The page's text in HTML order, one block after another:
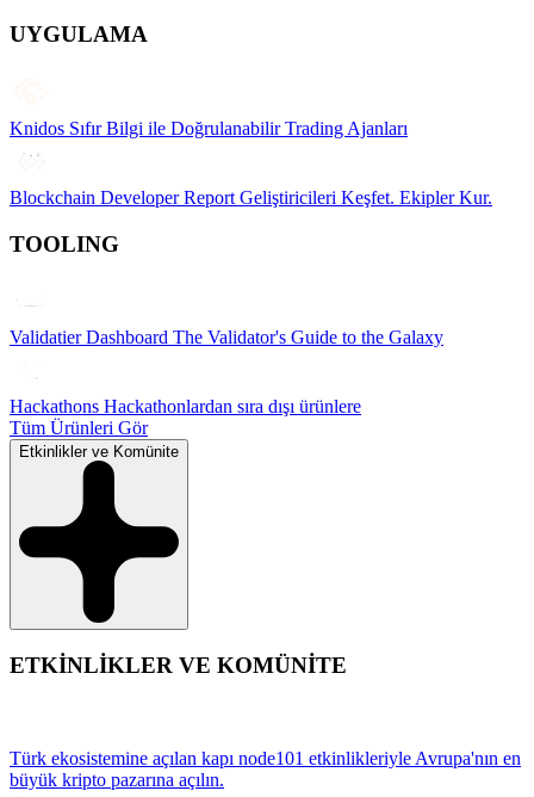
UYGULAMA
Knidos Sıfır Bilgi ile Doğrulanabilir Trading Ajanları
Blockchain Developer Report Geliştiricileri Keşfet. Ekipler Kur.
TOOLING
Validatier Dashboard The Validator's Guide to the Galaxy
Hackathons Hackathonlardan sıra dışı ürünlere
Tüm Ürünleri Gör
Etkinlikler ve Komünite
ETKİNLİKLER VE KOMÜNİTE
Türk ekosistemine açılan kapı node101 etkinlikleriyle Avrupa'nın en
büyük kripto pazarına açılın.